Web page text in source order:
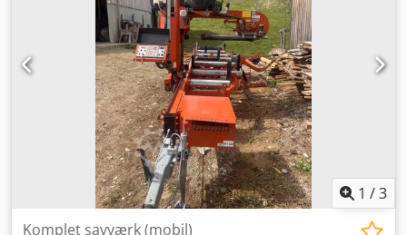
Kontakt os for yderligere oplysninger. • Udstyr: Fuldt
hydraulisk sav Credpfx Acezg Epzo Hjf • Motor: Kohler-
benzinmotor, 3 år gammel, 1.100 driftstimer • Samlet
driftstimer: 4.300 • Vedligeholdelse/Tilstand: Komplet
serviceret i 2026; fuldt funktionsdygtig
1 /3
Komplet savværk (mobil)